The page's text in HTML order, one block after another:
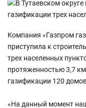
Компания «Газпром
приступила к
трех населенных
протяженностью 3,7
газификации 120
«На данный момент